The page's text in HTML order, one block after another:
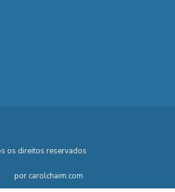
os direitos reservados
por carolchaim.com